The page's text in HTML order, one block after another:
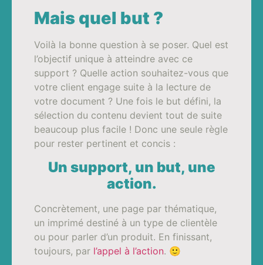
Mais quel but ?
Voilà la bonne question à se poser. Quel est
l’objectif unique à atteindre avec ce
support ? Quelle action souhaitez-vous que
votre client engage suite à la lecture de
votre document ? Une fois le but défini, la
sélection du contenu devient tout de suite
beaucoup plus facile ! Donc une seule règle
pour rester pertinent et concis :
Un support, un but, une
action.
Concrètement, une page par thématique,
un imprimé destiné à un type de clientèle
ou pour parler d’un produit. En finissant,
toujours, par l’appel à l’action. 🙂